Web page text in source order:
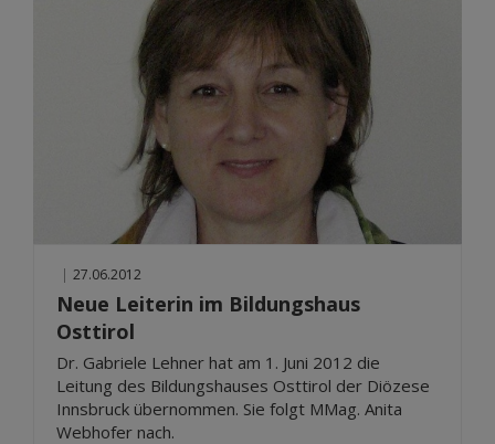
| 27.06.2012
Neue Leiterin im Bildungshaus
Osttirol
Dr. Gabriele Lehner hat am 1. Juni 2012 die
Leitung des Bildungshauses Osttirol der Diözese
Innsbruck übernommen. Sie folgt MMag. Anita
Webhofer nach.